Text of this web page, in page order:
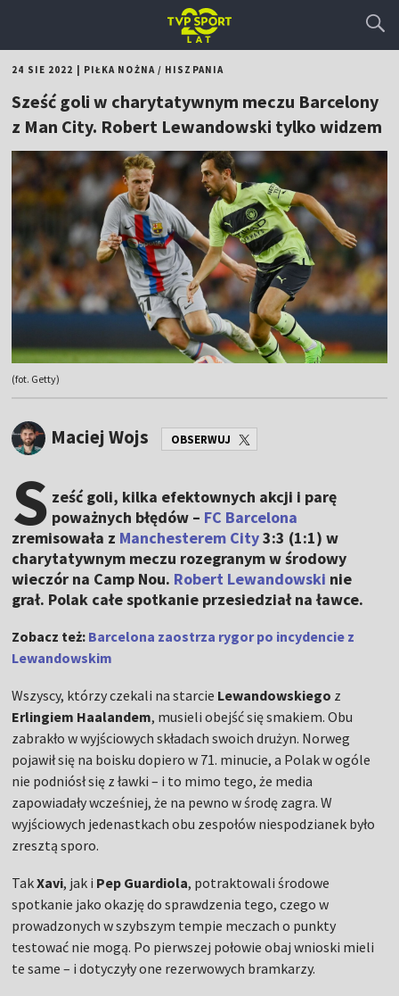
24 SIE 2022 PIŁKA NOŻNA/ HISZPANIA
Sześć goli w charytatywnym meczu Barcelony
z Man City. Robert Lewandowski tylko widzem
(fot. Getty)
Maciej Wojs OBSERWUJ
S ześć goli, kilka efektownych akcji i parę
poważnych błędów – FC Barcelona
zremisowała z Manchesterem City3:3 (1:1) w
charytatywnym meczu rozegranym w środowy
wieczór na Camp Nou. Robert Lewandowski nie
grał. Polak całe spotkanie przesiedział na ławce.
Zobacz też: Barcelona zaostrza rygor po incydencie z
Lewandowskim
Wszyscy, którzy czekali na starcie Lewandowskiego z
Erlingiem Haalandem, musieli obejść się smakiem. Obu
zabrakło w wyjściowych składach swoich drużyn. Norweg
pojawił się na boisku dopiero w 71. minucie, a Polak w ogóle
nie podniósł się z ławki – i to mimo tego, że media
zapowiadały wcześniej, że na pewno w środę zagra. W
wyjściowych jedenastkach obu zespołów niespodzianek było
zresztą sporo.
TakXavi, jak i Pep Guardiola, potraktowali środowe
spotkanie jako okazję do sprawdzenia tego, czego w
prowadzonych w szybszym tempie meczach o punkty
testować nie mogą. Po pierwszej połowie obaj wnioski mieli
te same – i dotyczyły one rezerwowych bramkarzy.